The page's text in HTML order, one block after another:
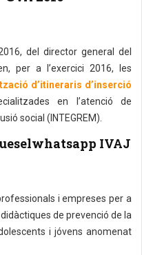
del director general del
per a l’exercici 2016, les
d’itineraris d’inserció
en l’atenció de
social (INTEGREM).
IVAJ
i empreses per a
de prevenció de la
i jóvens anomenat